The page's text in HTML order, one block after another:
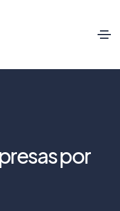
por